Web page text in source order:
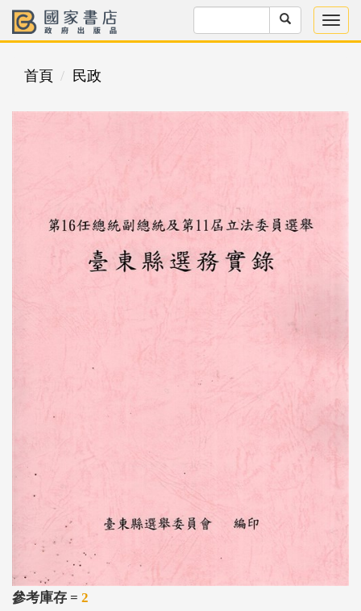
首頁 民政
參考庫存 = 2